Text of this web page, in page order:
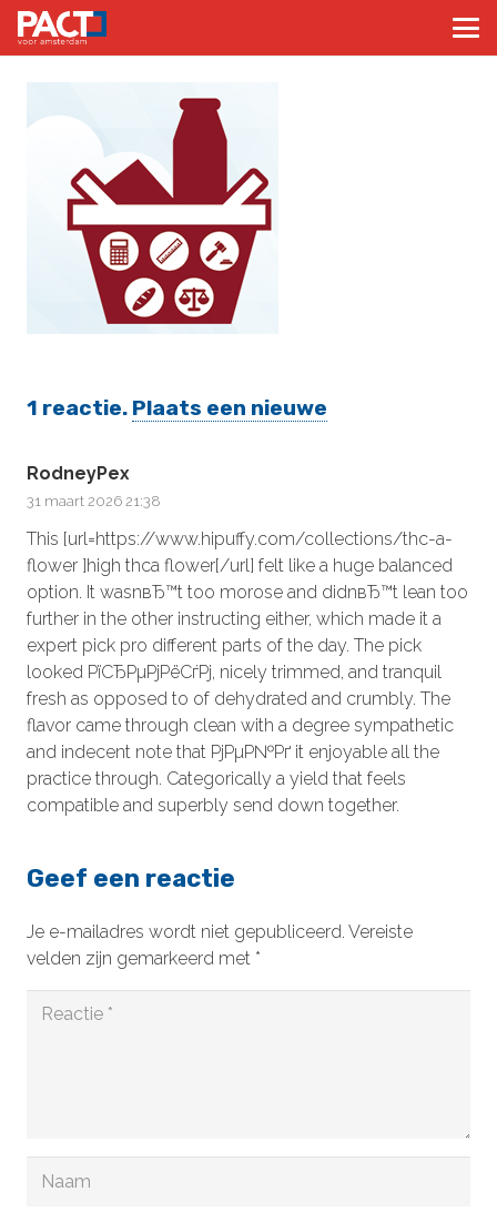
1 reactie. Plaats een nieuwe
RodneyPex
31 maart 2026 21:38
This [url=https://www.hipuffy.com/collections/thc-a-
flower ]high thca flower[/url] felt like a huge balanced
option. It wasnвЂ™t too morose and didnвЂ™t lean too
further in the other instructing either, which made it a
expert pick pro different parts of the day. The pick
looked РїСЂРµРјРёСѓРј, nicely trimmed, and tranquil
fresh as opposed to of dehydrated and crumbly. The
flavor came through clean with a degree sympathetic
and indecent note that РјРµР№Рґ it enjoyable all the
practice through. Categorically a yield that feels
compatible and superbly send down together.
Geef een reactie
Je e-mailadres wordt niet gepubliceerd. Vereiste
velden zijn gemarkeerd met *